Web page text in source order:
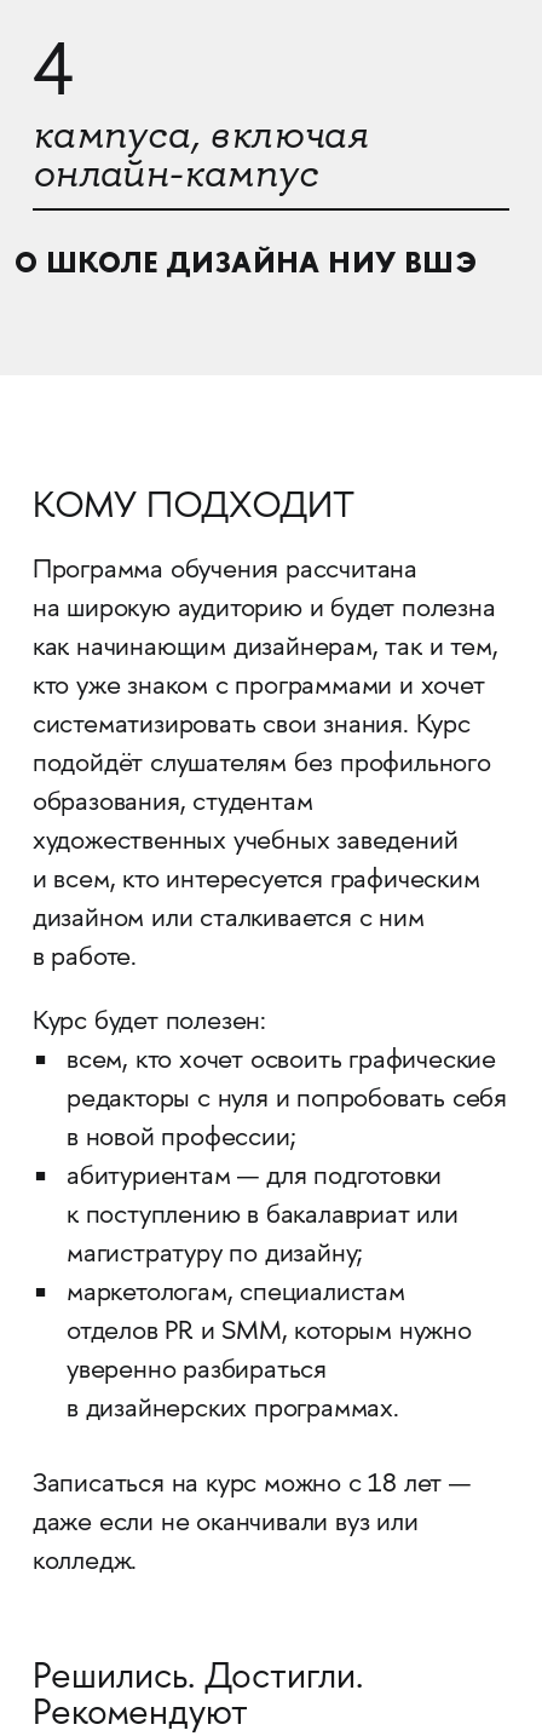
4
кампуса, включая
онлайн-кампус
О ШКОЛЕ ДИЗАЙНА НИУ ВШЭ
КОМУ ПОДХОДИТ
Программа обучения рассчитана
на широкую аудиторию и будет полезна
как начинающим дизайнерам, так и тем,
кто уже знаком с программами и хочет
систематизировать свои знания. Курс
подойдёт слушателям без профильного
образования, студентам
художественных учебных заведений
и всем, кто интересуется графическим
дизайном или сталкивается с ним
в работе.
Курс будет полезен:
всем, кто хочет освоить графические
редакторы с нуля и попробовать себя
в новой профессии;
абитуриентам — для подготовки
к поступлению в бакалавриат или
магистратуру по дизайну;
маркетологам, специалистам
отделов PR и SMM, которым нужно
уверенно разбираться
в дизайнерских программах.
Записаться на курс можно с 18 лет —
даже если не оканчивали вуз или
колледж.
Решились. Достигли.
Рекомендуют